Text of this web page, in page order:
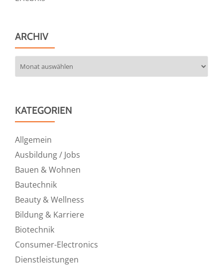
ARCHIV
KATEGORIEN
Allgemein
Ausbildung / Jobs
Bauen & Wohnen
Bautechnik
Beauty & Wellness
Bildung & Karriere
Biotechnik
Consumer-Electronics
Dienstleistungen